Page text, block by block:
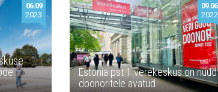
06.09
2023
Estonia pst 1 verekeskus on nüüd
doonoritele avatud
09.06
2022